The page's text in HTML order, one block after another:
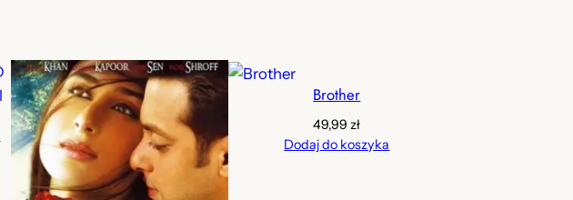
Brother
49,99zł
Dodaj do koszyka